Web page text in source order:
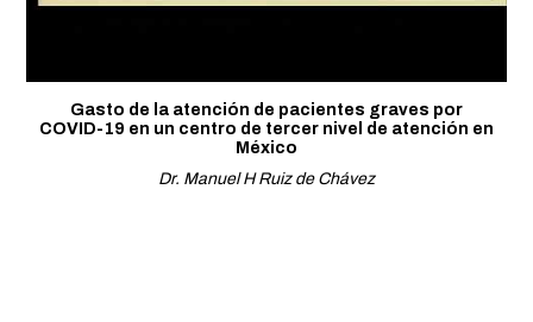
Gasto de la atención de pacientes graves por
COVID-19 en un centro de tercer nivel de atención en
México
Dr. Manuel H Ruiz de Chávez